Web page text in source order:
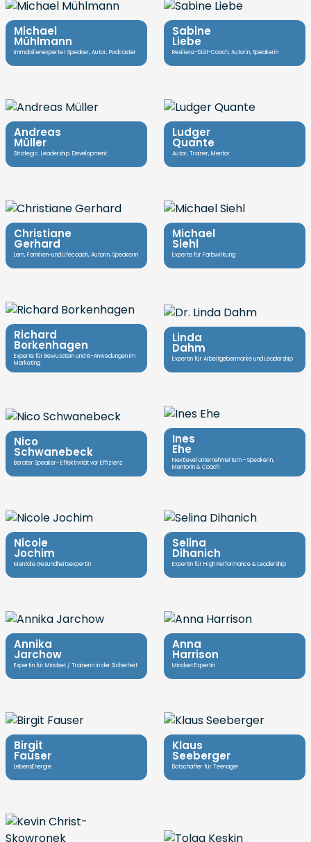
Michael
Mühlmann
Immobilienexperte I Speaker, Autor, Podcaster
Sabine
Liebe
Resilienz-Diät-Coach, Autorin, Speakerin
Andreas
Müller
Strategic. Leadership. Development.
Ludger
Quante
Autor, Trainer, Mentor
Christiane
Gerhard
Lern, Familien-und Lifecoach, Autorin, Speakerin
Michael
Siehl
Experte für Farbwirkung
Richard
Borkenhagen
Experte für Bewusstein und KI-Anwedungen im
Marketing
Linda
Dahm
Expertin für Arbeitgebermarke und Leadership
Nico
Schwanebeck
Berater Speaker- Effektivität vor Effizienz
Ines
Ehe
Nextlevel Unternehmertum - Speakerin,
Mentorin & Coach
Nicole
Jochim
Mentale Gesundheitsexpertin
Selina
Dihanich
Expertin für High Performance & Leadership
Annika
Jarchow
Expertin für Mindset / Trainerin in der Sicherheit
Anna
Harrison
Mindset Expertin
Birgit
Fauser
LebensEnergie
Klaus
Seeberger
Botschafter für Teenager